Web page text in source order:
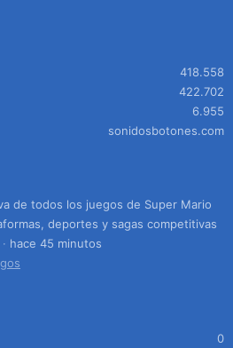
418.558
422.702
6.955
sonidosbotones.com
de todos los juegos de Super Mario
deportes y sagas competitivas
hace 45 minutos
0